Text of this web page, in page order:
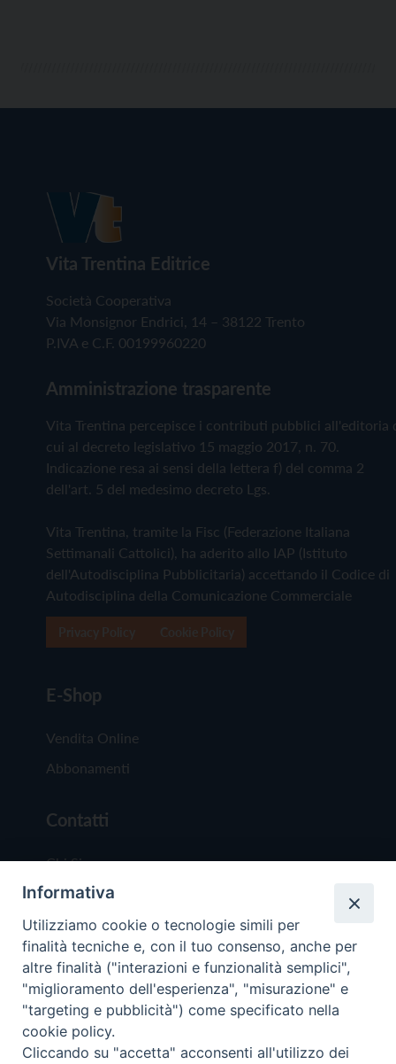
Vita Trentina Editrice
Società Cooperativa
Via Monsignor Endrici, 14 – 38122 Trento
P.IVA e C.F. 00199960220
Amministrazione trasparente
Vita Trentina percepisce i contributi pubblici all'editoria
cui al decreto legislativo 15 maggio 2017, n. 70.
Indicazione resa ai sensi della lettera f) del comma 2
dell'art. 5 del medesimo decreto Lgs.
Vita Trentina, tramite la Fisc (Federazione Italiana
Settimanali Cattolici), ha aderito allo IAP (Istituto
dell'Autodisciplina Pubblicitaria) accettando il Codice di
Autodisciplina della Comunicazione Commerciale
E-Shop
Vendita Online
Abbonamenti
Contatti
Chi Siamo
Redazione
Scrivici
Copyright © 2019 - Tutti i diritti riservati - Vita
Informativa
Utilizziamo cookie o tecnologie simili per
finalità tecniche e, con il tuo consenso, anche per
altre finalità ("interazioni e funzionalità semplici",
"miglioramento dell'esperienza", "misurazione" e
"targeting e pubblicità") come specificato nella
cookie policy.
Cliccando su "accetta" acconsenti all'utilizzo dei